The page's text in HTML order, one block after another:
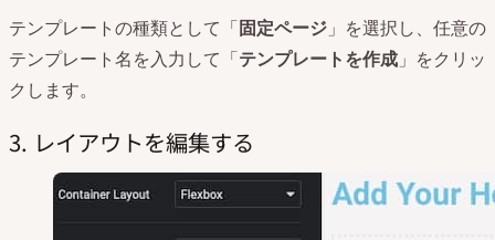
テンプレートの種類として「固定ページ 」を選択し、任意の
テンプレート名を入力して「テンプレートを作成 」をクリッ
クします。
3. レイアウトを編集する